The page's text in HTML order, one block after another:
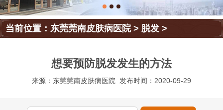
当前位置：东莞莞南皮肤病医院> 脱发 >
想要预防脱发发生的方法
来源：东莞莞南皮肤病医院 发布时间：2020-09-29